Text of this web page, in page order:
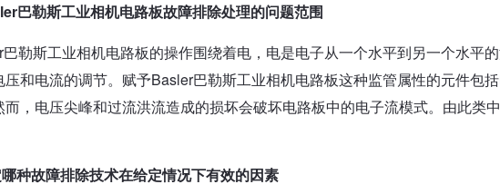
巴勒斯工业相机电路板故障排除处理的问题范围
勒斯工业相机电路板的操作围绕着电，电是电子从一个水平到另一个水平
压和电流的调节。赋予Basler巴勒斯工业相机电路板这种监管属性的元件包
而，电压尖峰和过流洪流造成的损坏会破坏电路板中的电子流模式。由此类
种故障排除技术在给定情况下有效的因素